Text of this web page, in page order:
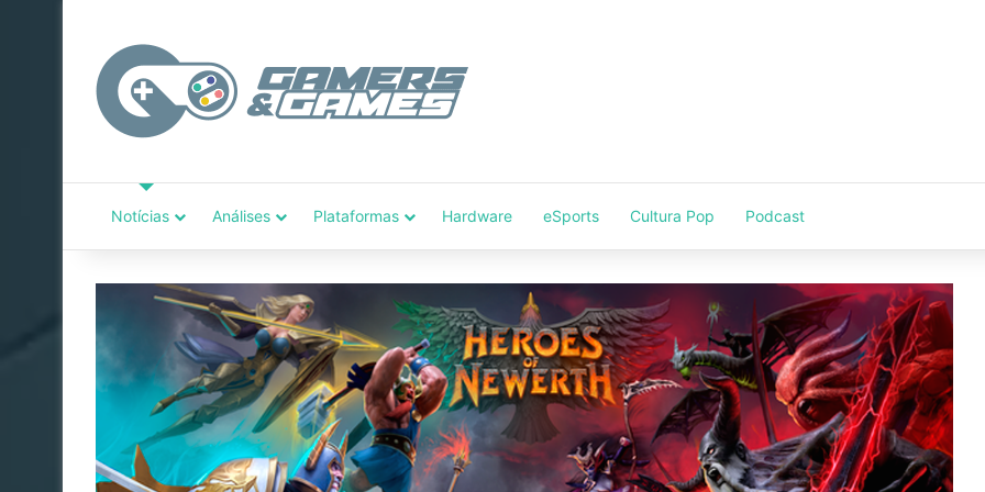
Notícias Análises Plataformas Hardware eSports Cultura Pop Podcast